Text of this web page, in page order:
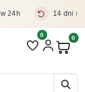
24h 14 dni
Liczba pozycji
0 0